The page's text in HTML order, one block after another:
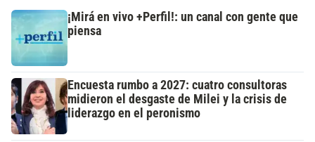
¡Mirá en vivo +Perfil!: un canal con gente que
piensa
Encuesta rumbo a 2027: cuatro consultoras
midieron el desgaste de Milei y la crisis de
liderazgo en el peronismo